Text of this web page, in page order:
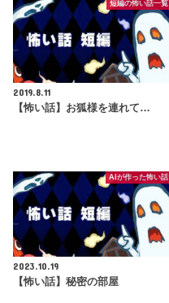
短編の怖い話一覧
2019.8.11
【怖い話】お狐様を連れて…
AIが作った怖い話
2023.10.19
【怖い話】秘密の部屋